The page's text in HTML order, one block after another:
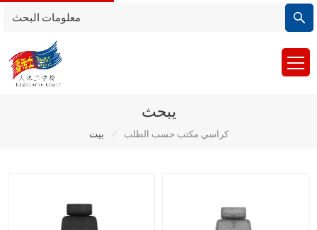
يبحث
بيت / كراسي مكتب حسب الطلب